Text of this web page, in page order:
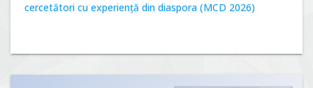
cercetători cu experiență din diaspora (MCD 2026)